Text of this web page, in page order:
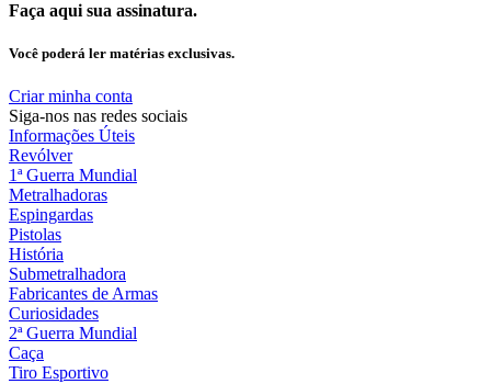
Faça aqui sua assinatura.
Você poderá ler matérias exclusivas.
Criar minha conta
Siga-nos nas redes sociais
Informações Úteis
Revólver
1ª Guerra Mundial
Metralhadoras
Espingardas
Pistolas
História
Submetralhadora
Fabricantes de Armas
Curiosidades
2ª Guerra Mundial
Caça
Tiro Esportivo